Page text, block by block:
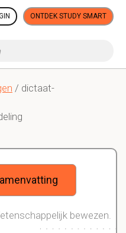
ONTDEK STUDY SMART
/ dictaat-
bewezen.